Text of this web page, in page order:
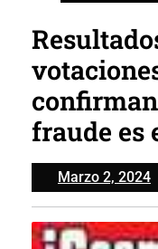
fraude es
Marzo 2, 2024